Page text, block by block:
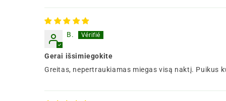
B.
Gerai išsimiegokite
Greitas, nepertraukiamas miegas visą naktį. Puikus